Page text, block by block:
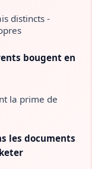
distincts -
bougent en
la prime de
les documents